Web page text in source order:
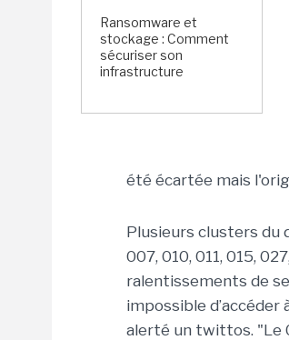
Ransomware et
stockage : Comment
sécuriser son
infrastructure
été écartée mais
Plusieurs clusters du
007, 010, 011, 015,
ralentissements de
impossible
alerté un twittos. "Le